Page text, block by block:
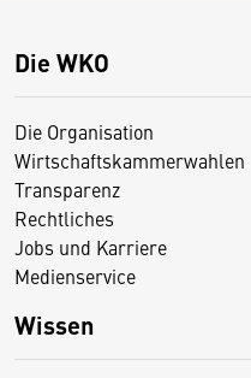
Die WKO
Die Organisation
Wirtschaftskammerwahlen
Transparenz
Rechtliches
Jobs und Karriere
Medienservice
Wissen